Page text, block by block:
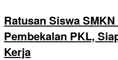
Ratusan Siswa
Pembekalan PKL,
Kerja